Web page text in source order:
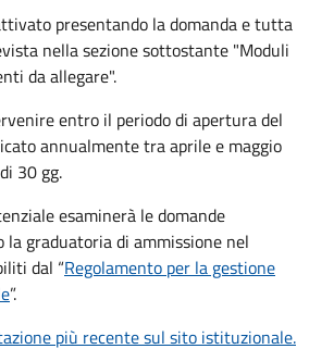
presentando la domanda e tutta
nella sezione sottostante "Moduli
da allegare".
entro il periodo di apertura del
annualmente tra aprile e maggio
30 gg.
esaminerà le domande
graduatoria di ammissione nel
dal “Regolamento per la gestione
”.
più recente sul sito istituzionale.